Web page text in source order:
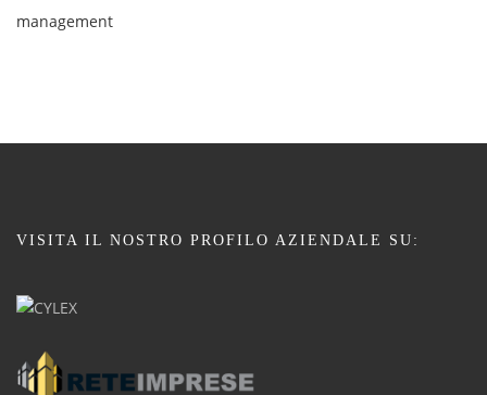
management
VISITA IL NOSTRO PROFILO AZIENDALE SU: